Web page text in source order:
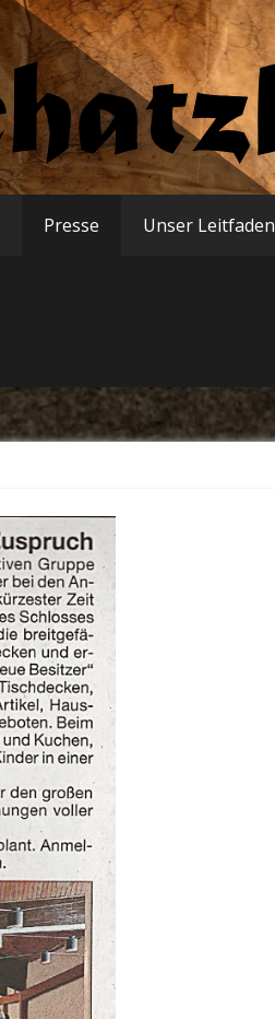
Presse Unser Leitfaden